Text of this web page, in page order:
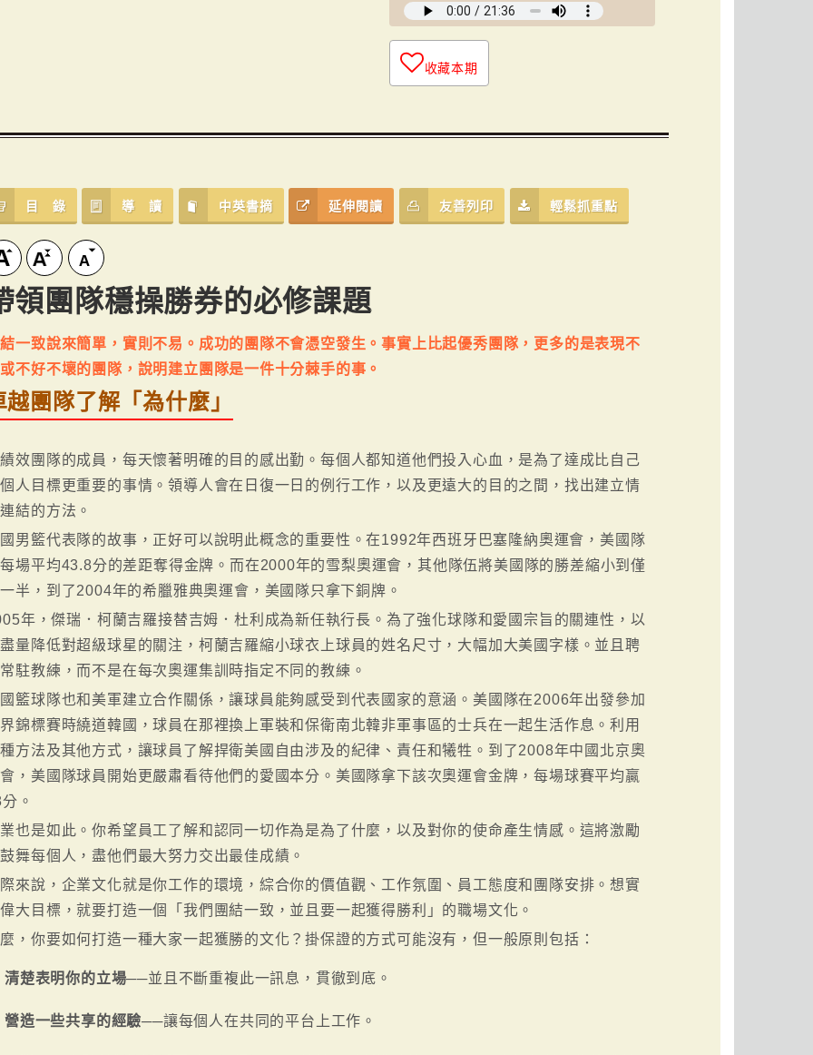
收藏本期
目 錄 導 讀 中英書摘 延伸閱讀 友善列印 輕鬆抓重點
領團隊穩操勝券的必修課題
一致說來簡單，實則不易。成功的團隊不會憑空發生。事實上比起優秀團隊，更多的是表現不
不好不壞的團隊，說明建立團隊是一件十分棘手的事。
越團隊了解「為什麼」
效團隊的成員，每天懷著明確的目的感出勤。每個人都知道他們投入心血，是為了達成比自己
人目標更重要的事情。領導人會在日復一日的例行工作，以及更遠大的目的之間，找出建立情
結的方法。
男籃代表隊的故事，正好可以說明此概念的重要性。在1992年西班牙巴塞隆納奧運會，美國隊
場平均43.8分的差距奪得金牌。而在2000年的雪梨奧運會，其他隊伍將美國隊的勝差縮小到僅
半，到了2004年的希臘雅典奧運會，美國隊只拿下銅牌。
年，傑瑞．柯蘭吉羅接替吉姆．杜利成為新任執行長。為了強化球隊和愛國宗旨的關連性，以
量降低對超級球星的關注，柯蘭吉羅縮小球衣上球員的姓名尺寸，大幅加大美國字樣。並且聘
駐教練，而不是在每次奧運集訓時指定不同的教練。
籃球隊也和美軍建立合作關係，讓球員能夠感受到代表國家的意涵。美國隊在2006年出發參加
錦標賽時繞道韓國，球員在那裡換上軍裝和保衛南北韓非軍事區的士兵在一起生活作息。利用
方法及其他方式，讓球員了解捍衛美國自由涉及的紀律、責任和犧牲。到了2008年中國北京奧
，美國隊球員開始更嚴肅看待他們的愛國本分。美國隊拿下該次奧運會金牌，每場球賽平均贏
。
也是如此。你希望員工了解和認同一切作為是為了什麼，以及對你的使命產生情感。這將激勵
舞每個人，盡他們最大努力交出最佳成績。
來說，企業文化就是你工作的環境，綜合你的價值觀、工作氛圍、員工態度和團隊安排。想實
大目標，就要打造一個「我們團結一致，並且要一起獲得勝利」的職場文化。
，你要如何打造一種大家一起獲勝的文化？掛保證的方式可能沒有，但一般原則包括：
清楚表明你的立場──並且不斷重複此一訊息，貫徹到底。
營造一些共享的經驗──讓每個人在共同的平台上工作。